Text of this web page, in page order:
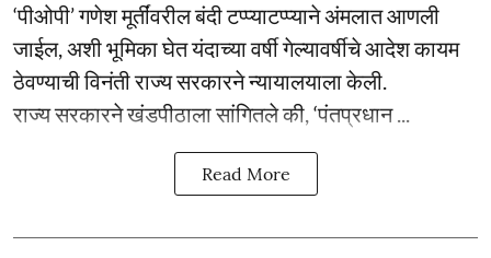
‘पीओपी’ गणेश मूर्तींवरील बंदी टप्प्याटप्प्याने अंमलात आणली
जाईल, अशी भूमिका घेत यंदाच्या वर्षी गेल्यावर्षीचे आदेश कायम
ठेवण्याची विनंती राज्य सरकारने न्यायालयाला केली.
राज्य सरकारने खंडपीठाला सांगितले की, ‘पंतप्रधान ...
Read More